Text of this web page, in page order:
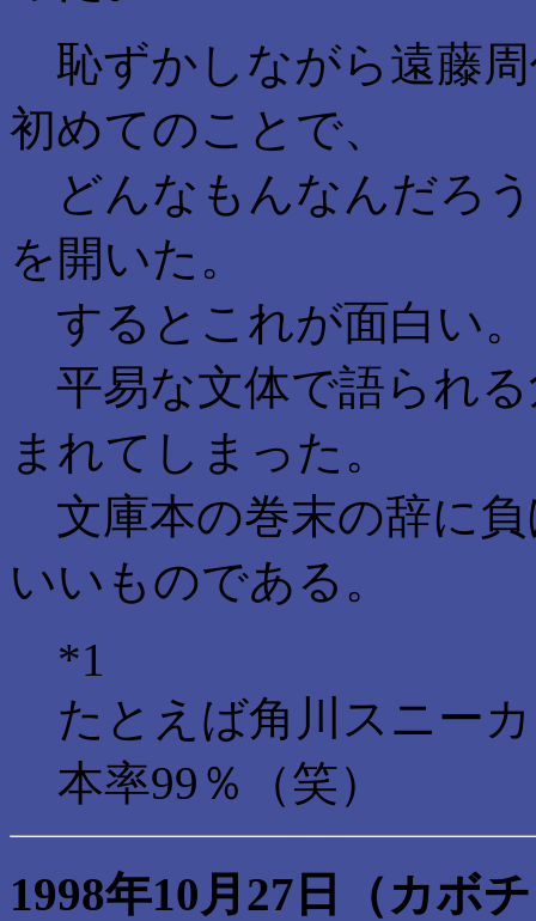
恥ずかしながら遠藤
初めてのことで、
どんなもんなんだろ
を開いた。
するとこれが面白い。
平易な文体で語られ
まれてしまった。
文庫本の巻末の辞に
いいものである。
*1
たとえば角川スニー
本率99％（笑）
1998年10月27日（カボ